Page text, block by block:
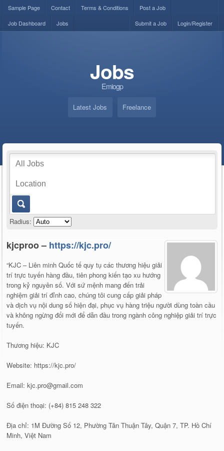
Sample Page Contact Terms & Conditions
Post a Job
Job Dashboard
Jobs Login/Register
Submit a Job
Jobs
Emiogp
Latest Jobs Freelance
Radius:
kjcproo – https://kjc.pro/
“KJC – Liên minh Quốc tế quy tụ các thương hiệu giải
trí trực tuyến hàng đầu, tiên phong kiến tạo xu hướng
trong kỷ nguyên số. Với sứ mệnh mang đến trải
nghiệm giải trí đỉnh cao, chúng tôi cung cấp giải pháp
và dịch vụ nội dung số hiện đại, phục vụ hàng triệu người dùng toàn cầu
và không ngừng đổi mới để dẫn đầu trong ngành công nghiệp giải trí trực
tuyến.
Thương hiệu: KJC
Website: https://kjc.pro/
Email: kjc.pro@gmail.com
Số điện thoại: (+84) 815 248 322
Địa chỉ: 1M Đường Số 12, Phường Tân Thuận Tây, Quận 7, TP. Hồ Chí
Minh, Việt Nam